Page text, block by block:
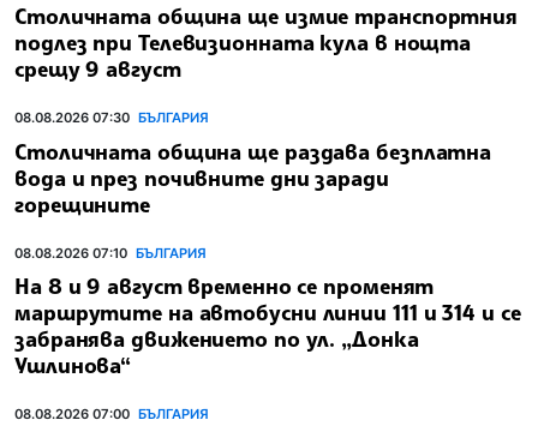
Столичната община ще измие транспортния
подлез при Телевизионната кула в нощта
срещу 9 август
08.08.2026 07:30 БЪЛГАРИЯ
Столичната община ще раздава безплатна
вода и през почивните дни заради
горещините
08.08.2026 07:10 БЪЛГАРИЯ
На 8 и 9 август временно се променят
маршрутите на автобусни линии 111 и 314 и се
забранява движението по ул. „Донка
Ушлинова“
08.08.2026 07:00 БЪЛГАРИЯ